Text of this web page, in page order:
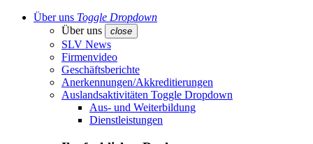
Über uns Toggle Dropdown
Über uns
close
SLV News
Firmenvideo
Geschäftsberichte
Anerkennungen/Akkreditierungen
Auslandsaktivitäten Toggle Dropdown
Aus- und Weiterbildung
Dienstleistungen